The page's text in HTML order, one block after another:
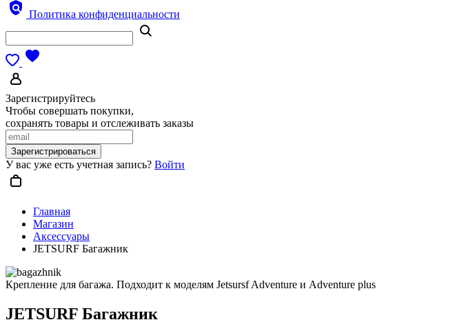
Политика конфиденциальности
Зарегистрируйтесь
Чтобы совершать покупки,
сохранять товары и отслеживать заказы
Зарегистрироваться
У вас уже есть учетная запись? Войти
Главная
Магазин
Аксессуары
JETSURF Багажник
Крепление для багажа. Подходит к моделям Jetsursf Adventure и Adventure plus
JETSURF Багажник